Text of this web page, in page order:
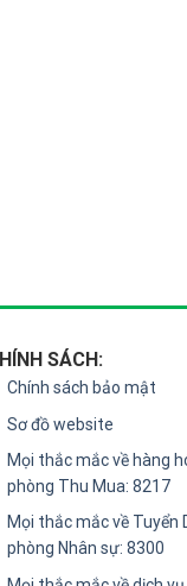
SÁCH:
Chính sách bảo mật
Sơ đồ website
Mọi thắc mắc về hàng
phòng Thu Mua: 8217
Mọi thắc mắc về Tuyển
phòng Nhân sự: 8300